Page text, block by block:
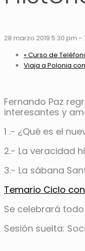
28 marzo 2019 5:30 pm -
« Curso de
Viaja a Polonia
Fernando Paz
interesantes y
1 .- ¿Qué es el
2.- La veracidad
3.- La sábana
Temario Ciclo
Se celebrará
Sesión suelta: